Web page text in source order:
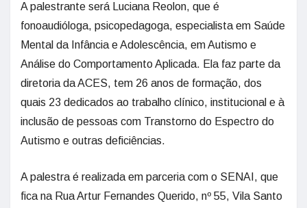
A palestrante será Luciana Reolon, que é
fonoaudióloga, psicopedagoga, especialista em Saúde
Mental da Infância e Adolescência, em Autismo e
Análise do Comportamento Aplicada. Ela faz parte da
diretoria da ACES, tem 26 anos de formação, dos
quais 23 dedicados ao trabalho clínico, institucional e à
inclusão de pessoas com Transtorno do Espectro do
Autismo e outras deficiências.
A palestra é realizada em parceria com o SENAI, que
fica na Rua Artur Fernandes Querido, nº 55, Vila Santo